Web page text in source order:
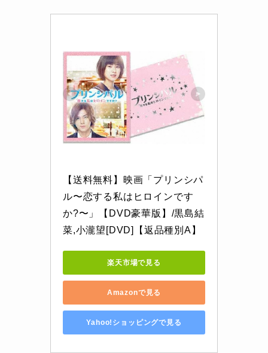
【送料無料】映画「プリンシパ
ル〜恋する私はヒロインです
か?〜」【DVD豪華版】/黒島結
菜,小瀧望[DVD]【返品種別A】
楽天市場で見る
Amazonで見る
Yahoo!ショッピングで見る